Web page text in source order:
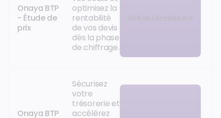
Onaya BTP
- Étude de
prix
optimisez la
rentabilité
de vos devis
dès la phase
de chiffrage.
Voir la formation
Onaya BTP
Sécurisez
votre
trésorerie et
accélérez